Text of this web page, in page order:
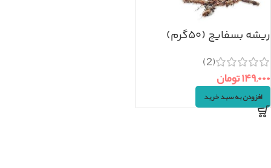
ریشه بسفایج (۵۰گرم)
(2)
۱۴۹,۰۰۰تومان
افزودن به سبد خرید